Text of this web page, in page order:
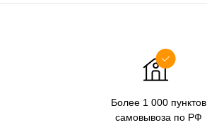
Более 1 000 пунктов
самовывоза по РФ